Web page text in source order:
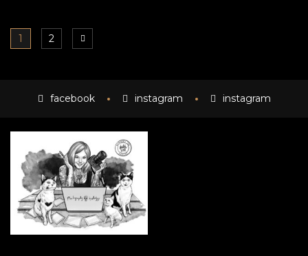
1 2
facebook instagram instagram